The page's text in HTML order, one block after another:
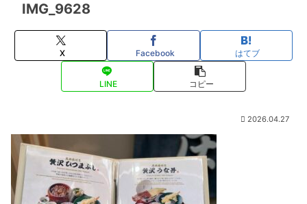
IMG_9628
X Facebook はてブ
LINE コピー
2026.04.27